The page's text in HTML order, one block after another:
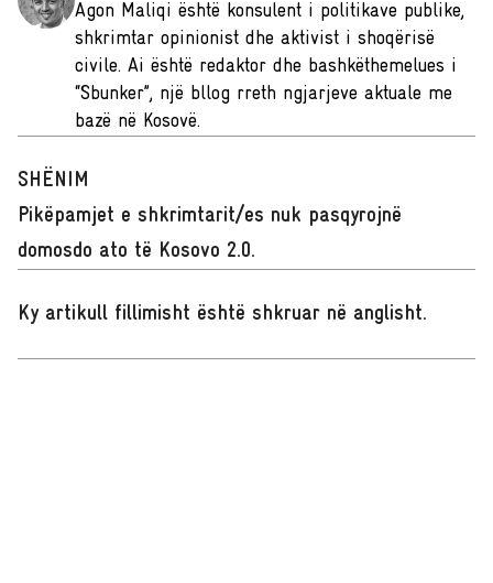
Agon Maliqi është konsulent i politikave publike,
shkrimtar opinionist dhe aktivist i shoqërisë
civile. Ai është redaktor dhe bashkëthemelues i
“Sbunker”, një bllog rreth ngjarjeve aktuale me
bazë në Kosovë.
SHËNIM
Pikëpamjet e shkrimtarit/es nuk pasqyrojnë
domosdo ato të Kosovo 2.0.
Ky artikull fillimisht është shkruar në anglisht.